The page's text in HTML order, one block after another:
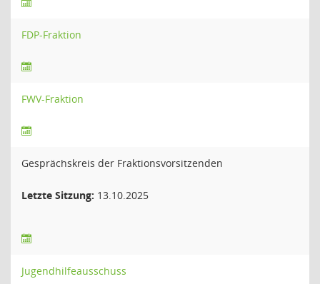
FDP-Fraktion
FWV-Fraktion
Gesprächskreis der Fraktionsvorsitzenden
Letzte Sitzung: 13.10.2025
Jugendhilfeausschuss